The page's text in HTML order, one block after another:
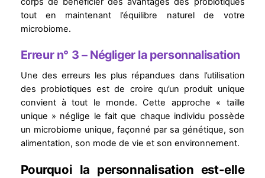
tout en maintenant l’équilibre naturel de votre
microbiome.
Erreur n° 3 – Négliger la personnalisation
Une des erreurs les plus répandues dans l’utilisation
des probiotiques est de croire qu’un produit unique
convient à tout le monde. Cette approche « taille
unique » néglige le fait que chaque individu possède
un microbiome unique, façonné par sa génétique, son
alimentation, son mode de vie et son environnement.
Pourquoi la personnalisation est-elle